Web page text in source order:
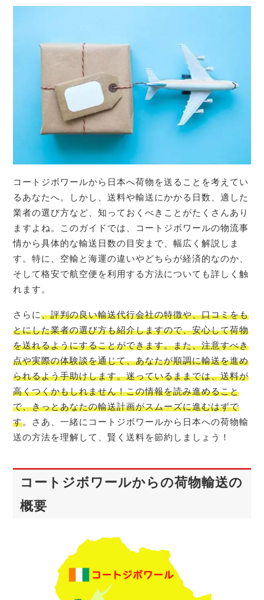
コートジボワールから日本へ荷物を送ることを考えてい
るあなたへ。しかし、送料や輸送にかかる日数、適した
業者の選び方など、知っておくべきことがたくさんあり
ますよね。このガイドでは、コートジボワールの物流事
情から具体的な輸送日数の目安まで、幅広く解説しま
す。特に、空輸と海運の違いやどちらが経済的なのか、
そして格安で航空便を利用する方法についても詳しく触
れます。
さらに、評判の良い輸送代行会社の特徴や、口コミをも
とにした業者の選び方も紹介しますので、安心して荷物
を送れるようにすることができます。また、注意すべき
点や実際の体験談を通じて、あなたが順調に輸送を進め
られるよう手助けします。迷っているままでは、送料が
高くつくかもしれません！この情報を読み進めること
で、きっとあなたの輸送計画がスムーズに進むはずで
す。さあ、一緒にコートジボワールから日本への荷物輸
送の方法を理解して、賢く送料を節約しましょう！
コートジボワールからの荷物輸送の
概要